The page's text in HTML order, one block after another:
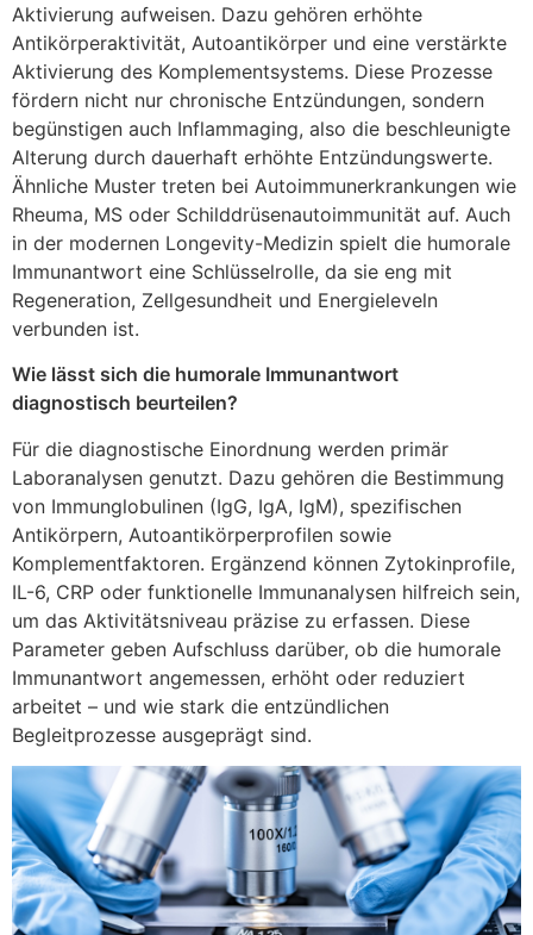
Aktivierung aufweisen. Dazu gehören erhöhte
Antikörperaktivität, Autoantikörper und eine verstärkte
Aktivierung des Komplementsystems. Diese Prozesse
fördern nicht nur chronische Entzündungen, sondern
begünstigen auch Inflammaging, also die beschleunigte
Alterung durch dauerhaft erhöhte Entzündungswerte.
Ähnliche Muster treten bei Autoimmunerkrankungen wie
Rheuma, MS oder Schilddrüsenautoimmunität auf. Auch
in der modernen Longevity-Medizin spielt die humorale
Immunantwort eine Schlüsselrolle, da sie eng mit
Regeneration, Zellgesundheit und Energieleveln
verbunden ist.
Wie lässt sich die humorale Immunantwort
diagnostisch beurteilen?
Für die diagnostische Einordnung werden primär
Laboranalysen genutzt. Dazu gehören die Bestimmung
von Immunglobulinen (IgG, IgA, IgM), spezifischen
Antikörpern, Autoantikörperprofilen sowie
Komplementfaktoren. Ergänzend können Zytokinprofile,
IL-6, CRP oder funktionelle Immunanalysen hilfreich sein,
um das Aktivitätsniveau präzise zu erfassen. Diese
Parameter geben Aufschluss darüber, ob die humorale
Immunantwort angemessen, erhöht oder reduziert
arbeitet – und wie stark die entzündlichen
Begleitprozesse ausgeprägt sind.